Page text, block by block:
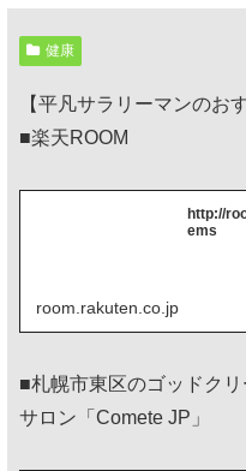
健康
【平凡サラリーマンのお
■楽天ROOM
http://
ems
room.rakuten.co.jp
■札幌市東区のゴッドク
サロン「Comete JP」